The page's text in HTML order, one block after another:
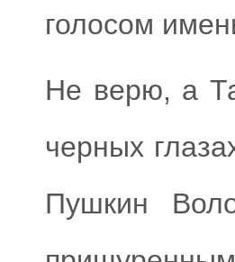
голосом
Не верю, а
черных
Пушкин